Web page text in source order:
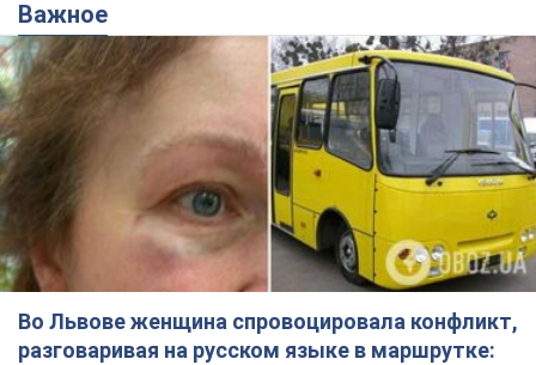
Важное
Во Львове женщина спровоцировала конфликт,
разговаривая на русском языке в маршрутке: